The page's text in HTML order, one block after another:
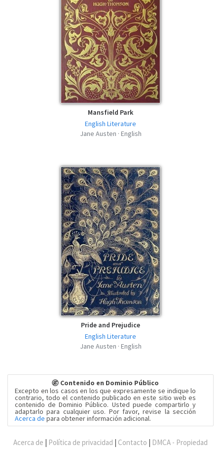
Mansfield Park
English Literature
Jane Austen · English
Pride and Prejudice
English Literature
Jane Austen · English
Contenido en Dominio Público
Excepto en los casos en los que expresamente se indique lo
contrario, todo el contenido publicado en este sitio web es
contenido de Dominio Público. Usted puede compartirlo y
adaptarlo para cualquier uso. Por favor, revise la sección
Acerca de para obtener información adicional.
Acerca de Política de privacidad Contacto DMCA - Propiedad